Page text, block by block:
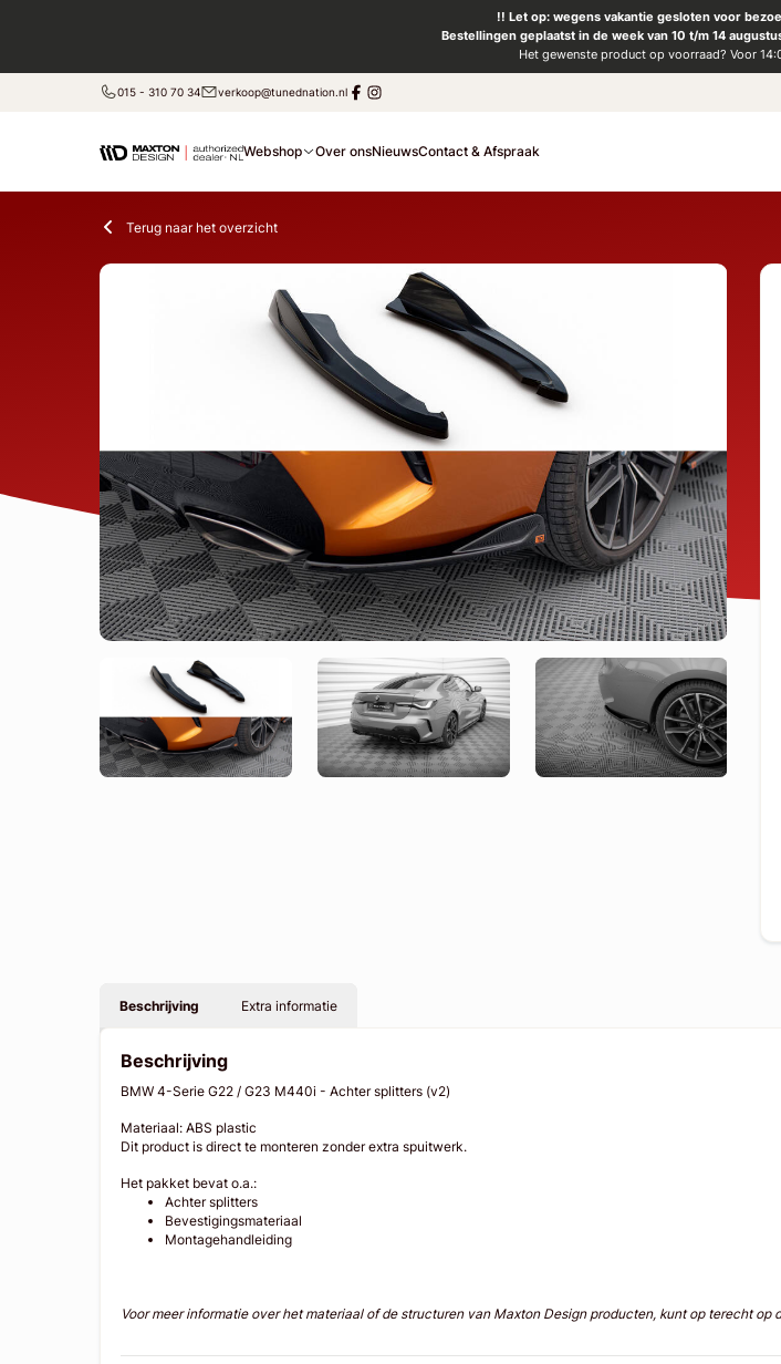
!! Let op: wegens vakantie gesloten voor
Bestellingen geplaatst in de week van 10 t/m 14
Het gewenste product op voorraad? Voor
015 - 310 70 34 verkoop@tunednation.nl
Webshop Over onsNieuwsContact & Afspraak
Terug naar het overzicht
Beschrijving Extra informatie
Beschrijving
BMW 4-Serie G22 / G23 M440i - Achter splitters (v2)
Materiaal: ABS plastic
Dit product is direct te monteren zonder extra spuitwerk.
Het pakket bevat o.a.:
Achter splitters
Bevestigingsmateriaal
Montagehandleiding
Voor meer informatie over het materiaal of de structuren van Maxton Design producten, kunt op terecht op